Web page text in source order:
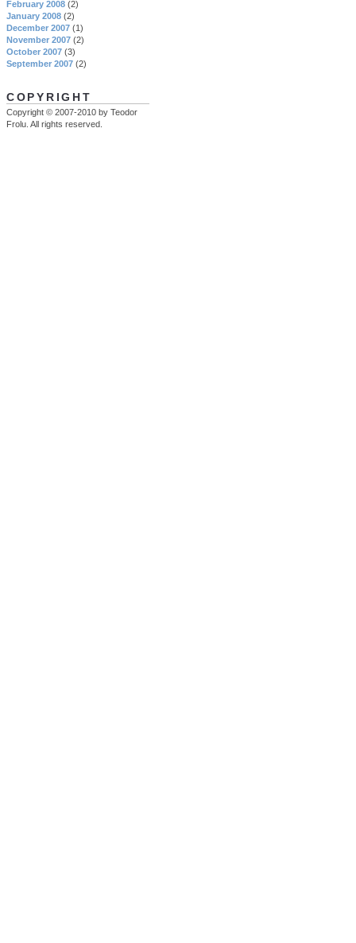
February 2008 (2)
January 2008 (2)
December 2007 (1)
November 2007 (2)
October 2007 (3)
September 2007 (2)
COPYRIGHT
Copyright © 2007-2010 by Teodor
Frolu. All rights reserved.